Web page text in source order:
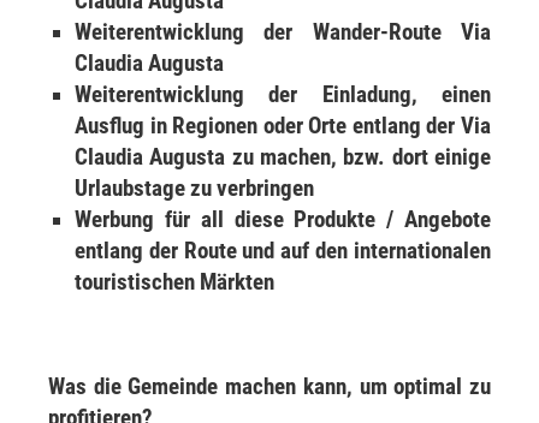
Weiterentwicklung der Wander-Route Via
Claudia Augusta
Weiterentwicklung der Einladung, einen
Ausflug in Regionen oder Orte entlang der Via
Claudia Augusta zu machen, bzw. dort einige
Urlaubstage zu verbringen
Werbung für all diese Produkte / Angebote
entlang der Route und auf den internationalen
touristischen Märkten
Was die Gemeinde machen kann, um optimal zu